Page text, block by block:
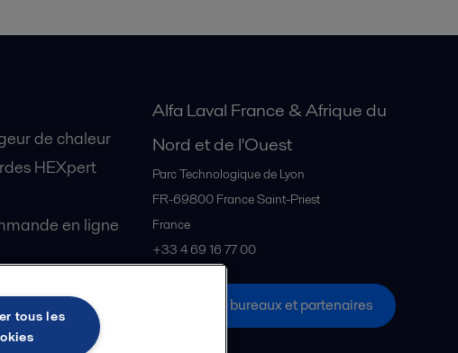
de chaleur
HEXpert
en ligne
Explore
Alfa Laval France & Afrique du
Nord et de l'Ouest
Parc Technologique de Lyon
FR-69800 France Saint-Priest
France
+33 4 69 16 77 00
Tous les bureaux et partenaires
tous les